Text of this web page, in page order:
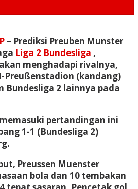
– Prediksi Preuben Munster
Liga 2 Bundesliga ,
menghadapi rivalnya,
Preußenstadion (kandang)
Bundesliga 2 lainnya pada
pertandingan ini
1-1 (Bundesliga 2)
Preussen Muenster
bola dan 10 tembakan